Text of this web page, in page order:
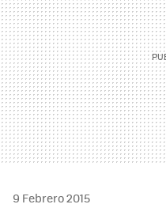
9 Febrero 2015